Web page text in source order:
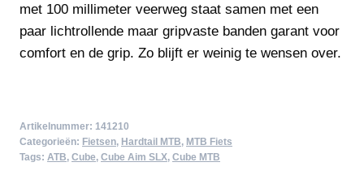
met 100 millimeter veerweg staat samen met een
paar lichtrollende maar gripvaste banden garant voor
comfort en de grip. Zo blijft er weinig te wensen over.
Artikelnummer: 141210
Categorieën: Fietsen, Hardtail MTB, MTB Fiets
Tags: ATB, Cube, Cube Aim SLX, Cube MTB